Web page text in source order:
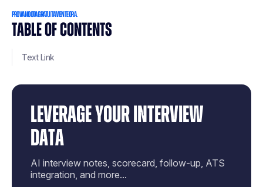
TABLE OF CONTENTS
Text Link
LEVERAGE YOUR INTERVIEW
DATA
AI interview notes, scorecard, follow-up, ATS
integration, and more...
PROVA NOOTA GRATUITAMENTE ORA.